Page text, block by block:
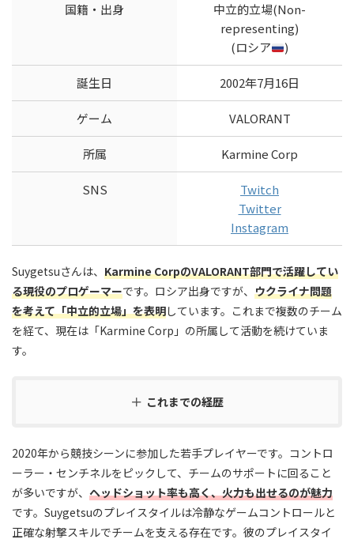
国籍・出身
中立的立場(Non-
representing)
(ロシア
)
誕生日 2002年7月16日
ゲーム VALORANT
所属 Karmine Corp
SNS
Twitch
Twitter
Instagram
Suygetsuさんは、 Karmine CorpのVALORANT部門で活躍してい
る現役のプロゲーマーです。ロシア出身ですが、 ウクライナ問題
を考えて「中立的立場」を表明しています。これまで複数のチーム
を経て、現在は「Karmine Corp」の所属して活動を続けていま
す。
これまでの経歴
2020年から競技シーンに参加した若手プレイヤーです。コントロ
ーラー・センチネルをピックして、チームのサポートに回ること
が多いですが、 ヘッドショット率も高く、火力も出せるのが魅力
です。Suygetsuのプレイスタイルは冷静なゲームコントロールと
正確な射撃スキルでチームを支える存在です。彼のプレイスタイ